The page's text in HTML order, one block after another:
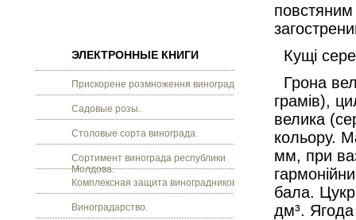
ЭЛЕКТРОННЫЕ КНИГИ
Прискорене розмноження винограду.
Садовые розы.
Столовые сорта винограда.
Сортимент винограда республики
Молдова.
Комплексная защита виноградников.
Виноградарство.
Кущі
Грона
грамів),
велика
кольору.
мм, при
бала.
дм³.